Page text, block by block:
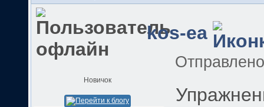
kos-ea
Новичок